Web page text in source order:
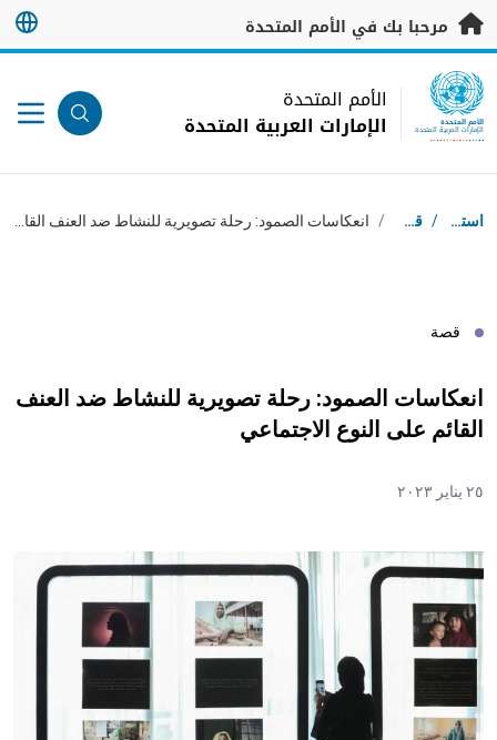
تخطى إلى المحتوى الرئيسي
مرحبا بك في الأمم المتحدة
UN Logo
الأمم المتحدة
الإمارات العربية المتحدة
الأمم المتحدة
الإمارات العربية المتحدة
مسار التنقل
استقبال / قصص /
قصة
انعكاسات الصمود: رحلة تصويرية للنشاط ضد العنف
القائم على النوع الاجتماعي
٢٥ يناير ٢٠٢٣